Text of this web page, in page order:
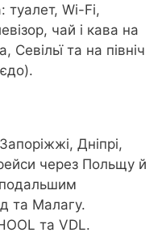
туалет, Wi-Fi,
чай і кава на
та на північ
Дніпрі,
через Польщу й
подальшим
та Малагу.
та VDL.